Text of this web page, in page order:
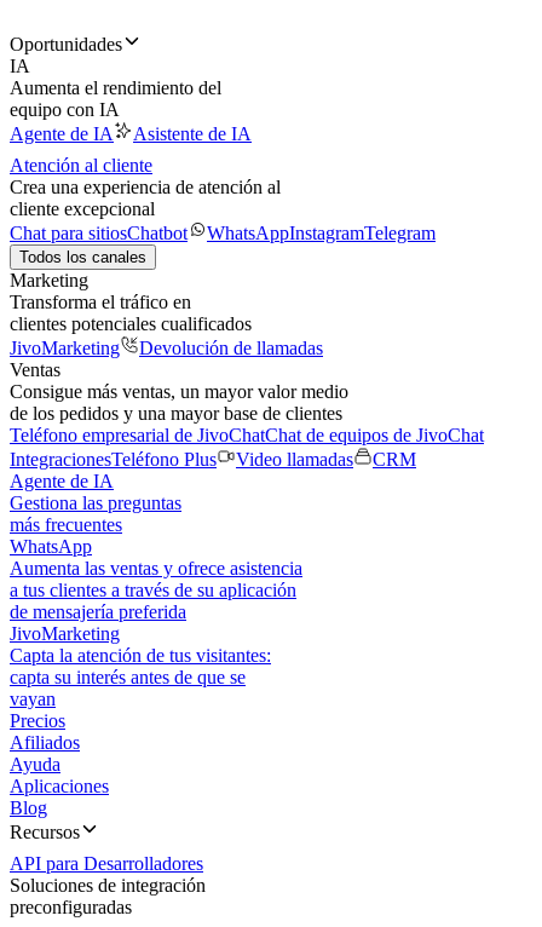
Oportunidades
IA
Aumenta el rendimiento del
equipo con IA
Agente de IA
Asistente de IA
Atención al cliente
Crea una experiencia de atención al
cliente excepcional
Chat para sitiosChatbot WhatsAppInstagramTelegram
Todos los canales
Marketing
Transforma el tráfico en
clientes potenciales cualificados
JivoMarketing
Devolución de llamadas
Ventas
Consigue más ventas, un mayor valor medio
de los pedidos y una mayor base de clientes
Teléfono empresarial de JivoChatChat de equipos de JivoChat
IntegracionesTeléfono Plus Video llamadas
CRM
Agente de IA
Gestiona las preguntas
más frecuentes
WhatsApp
Aumenta las ventas y ofrece asistencia
a tus clientes a través de su aplicación
de mensajería preferida
JivoMarketing
Capta la atención de tus visitantes:
capta su interés antes de que se
vayan
Precios
Afiliados
Ayuda
Aplicaciones
Blog
Recursos
API para Desarrolladores
Soluciones de integración
preconfiguradas